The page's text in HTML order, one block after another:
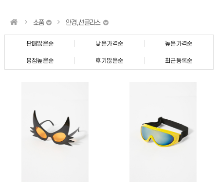
소품 안경,선글라스
판매많은순 낮은가격순 높은가격순
평점높은순 후기많은순 최근등록순